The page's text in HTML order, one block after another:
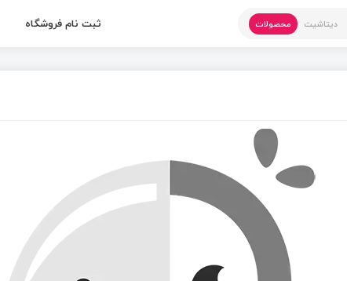
دیتاشیت محصولات ثبت نام فروشگاه